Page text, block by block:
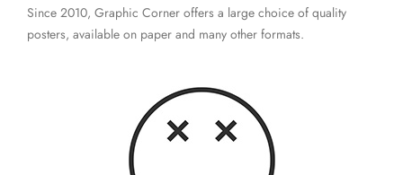
Since 2010, Graphic Corner offers a large choice of quality
posters, available on paper and many other formats.